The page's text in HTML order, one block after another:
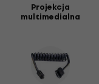
Projekcja
multimedialna